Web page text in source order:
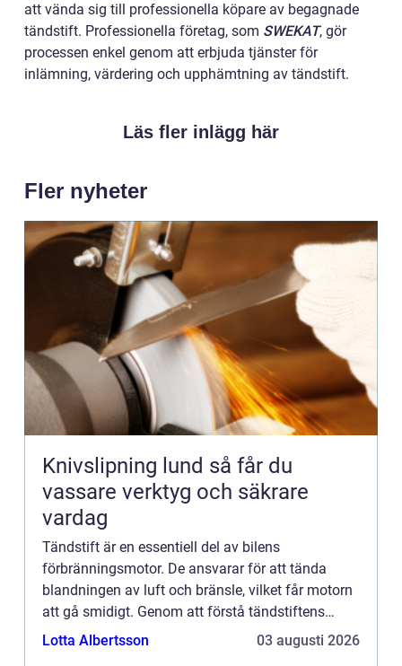
att vända sig till professionella köpare av begagnade
tändstift. Professionella företag, som SWEKAT, gör
processen enkel genom att erbjuda tjänster för
inlämning, värdering och upphämtning av tändstift.
Läs fler inlägg här
Fler nyheter
Knivslipning lund så får du
vassare verktyg och säkrare
vardag
Tändstift är en essentiell del av bilens
förbränningsmotor. De ansvarar för att tända
blandningen av luft och bränsle, vilket får motorn
att gå smidigt. Genom att förstå tändstiftens
olik...
Lotta Albertsson 03 augusti 2026